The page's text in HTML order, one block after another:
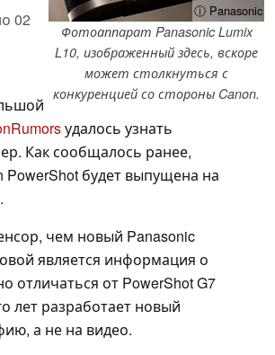
ⓘ Panasonic
Фотоаппарат Panasonic Lumix
L10, изображенный здесь, вскоре
может столкнуться с
конкуренцией со стороны Canon.
02
удалось узнать
Как сообщалось ранее,
будет выпущена на
чем новый Panasonic
является информация о
отличаться от PowerShot G7
лет разработает новый
а не на видео.